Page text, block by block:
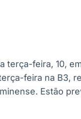
ativos
breve
Crédito
Em breve
terça-feira, 10,
feira na B3,
Estão